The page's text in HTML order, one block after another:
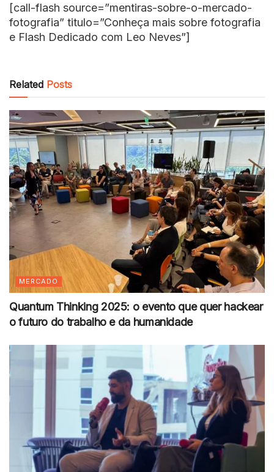
[call-flash source=”mentiras-sobre-o-mercado-
fotografia” titulo=”Conheça mais sobre fotografia
e Flash Dedicado com Leo Neves”]
Related Posts
MERCADO
Quantum Thinking 2025: o evento que quer hackear
o futuro do trabalho e da humanidade